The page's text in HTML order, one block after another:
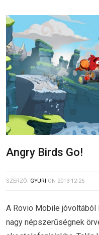
Angry Birds Go!
SZERZŐ: GYURI ON 2013-12-25
A Rovio Mobile
nagy népszerűségnek